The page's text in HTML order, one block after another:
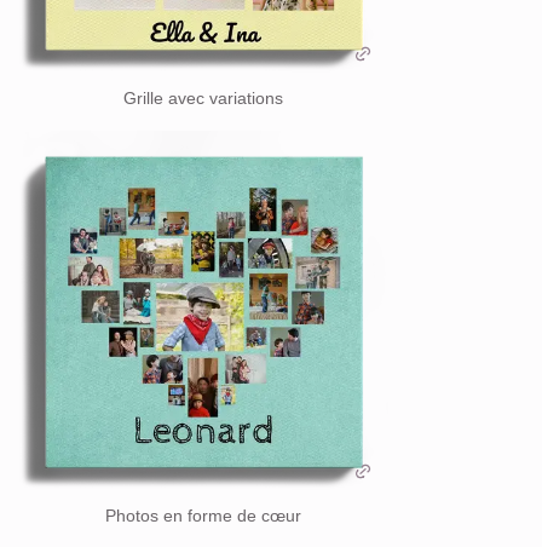
Grille avec variations
Photos en forme de cœur